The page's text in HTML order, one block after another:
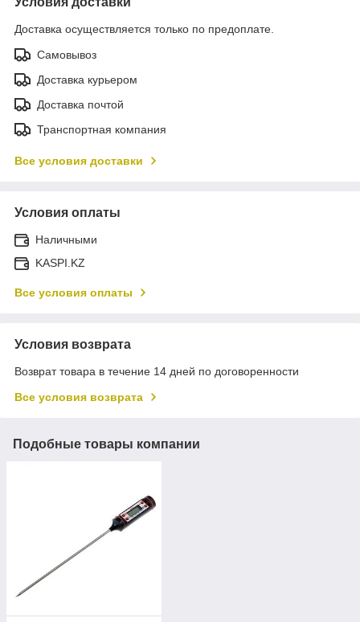
Доставка осуществляется только по предоплате.
Самовывоз
Доставка курьером
Доставка почтой
Транспортная компания
Все условия доставки
Условия оплаты
Наличными
KASPI.KZ
Все условия оплаты
Условия возврата
Возврат товара в течение 14 дней по договоренности
Все условия возврата
Подобные товары компании